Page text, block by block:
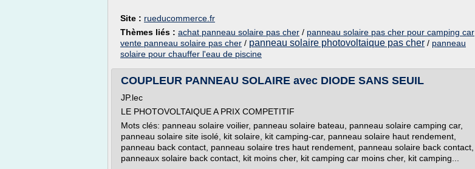
Site : rueducommerce.fr
Thèmes liés : achat panneau solaire pas cher / panneau solaire pas cher pour camping car
vente panneau solaire pas cher / panneau solaire photovoltaique pas cher / panneau
solaire pour chauffer l'eau de piscine
COUPLEUR PANNEAU SOLAIRE avec DIODE SANS SEUIL
JP.lec
LE PHOTOVOLTAIQUE A PRIX COMPETITIF
Mots clés: panneau solaire voilier, panneau solaire bateau, panneau solaire camping car,
panneau solaire site isolé, kit solaire, kit camping-car, panneau solaire haut rendement,
panneau back contact, panneau solaire tres haut rendement, panneau solaire back contact,
panneaux solaire back contact, kit moins cher, kit camping car moins cher, kit camping...